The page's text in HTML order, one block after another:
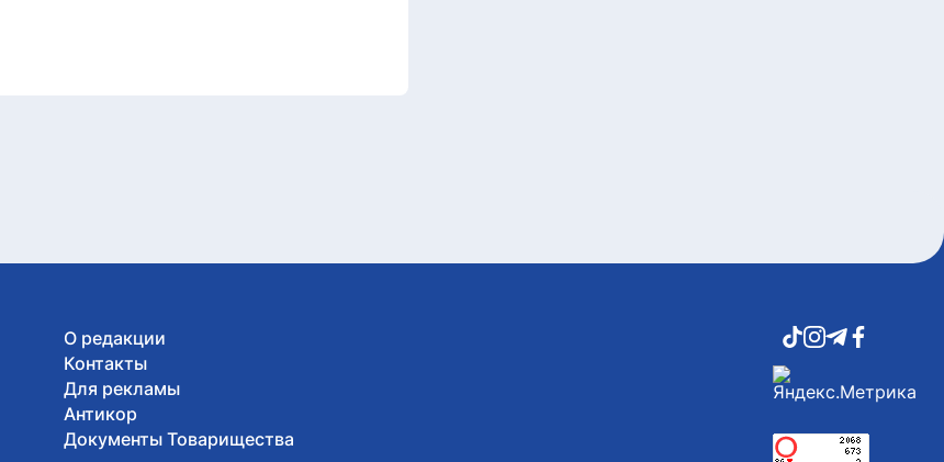
О редакции
Контакты
Для рекламы
Антикор
Документы Товарищества